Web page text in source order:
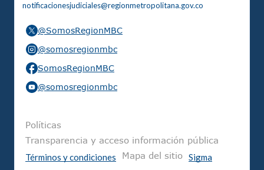
notificacionesjudiciales@regionmetropolitana.gov.co
@SomosRegionMBC
@somosregionmbc
SomosRegionMBC
@somosregionmbc
Pie de página
Políticas
Transparencia y acceso información pública
Términos y condiciones
Mapa del sitio Sigma